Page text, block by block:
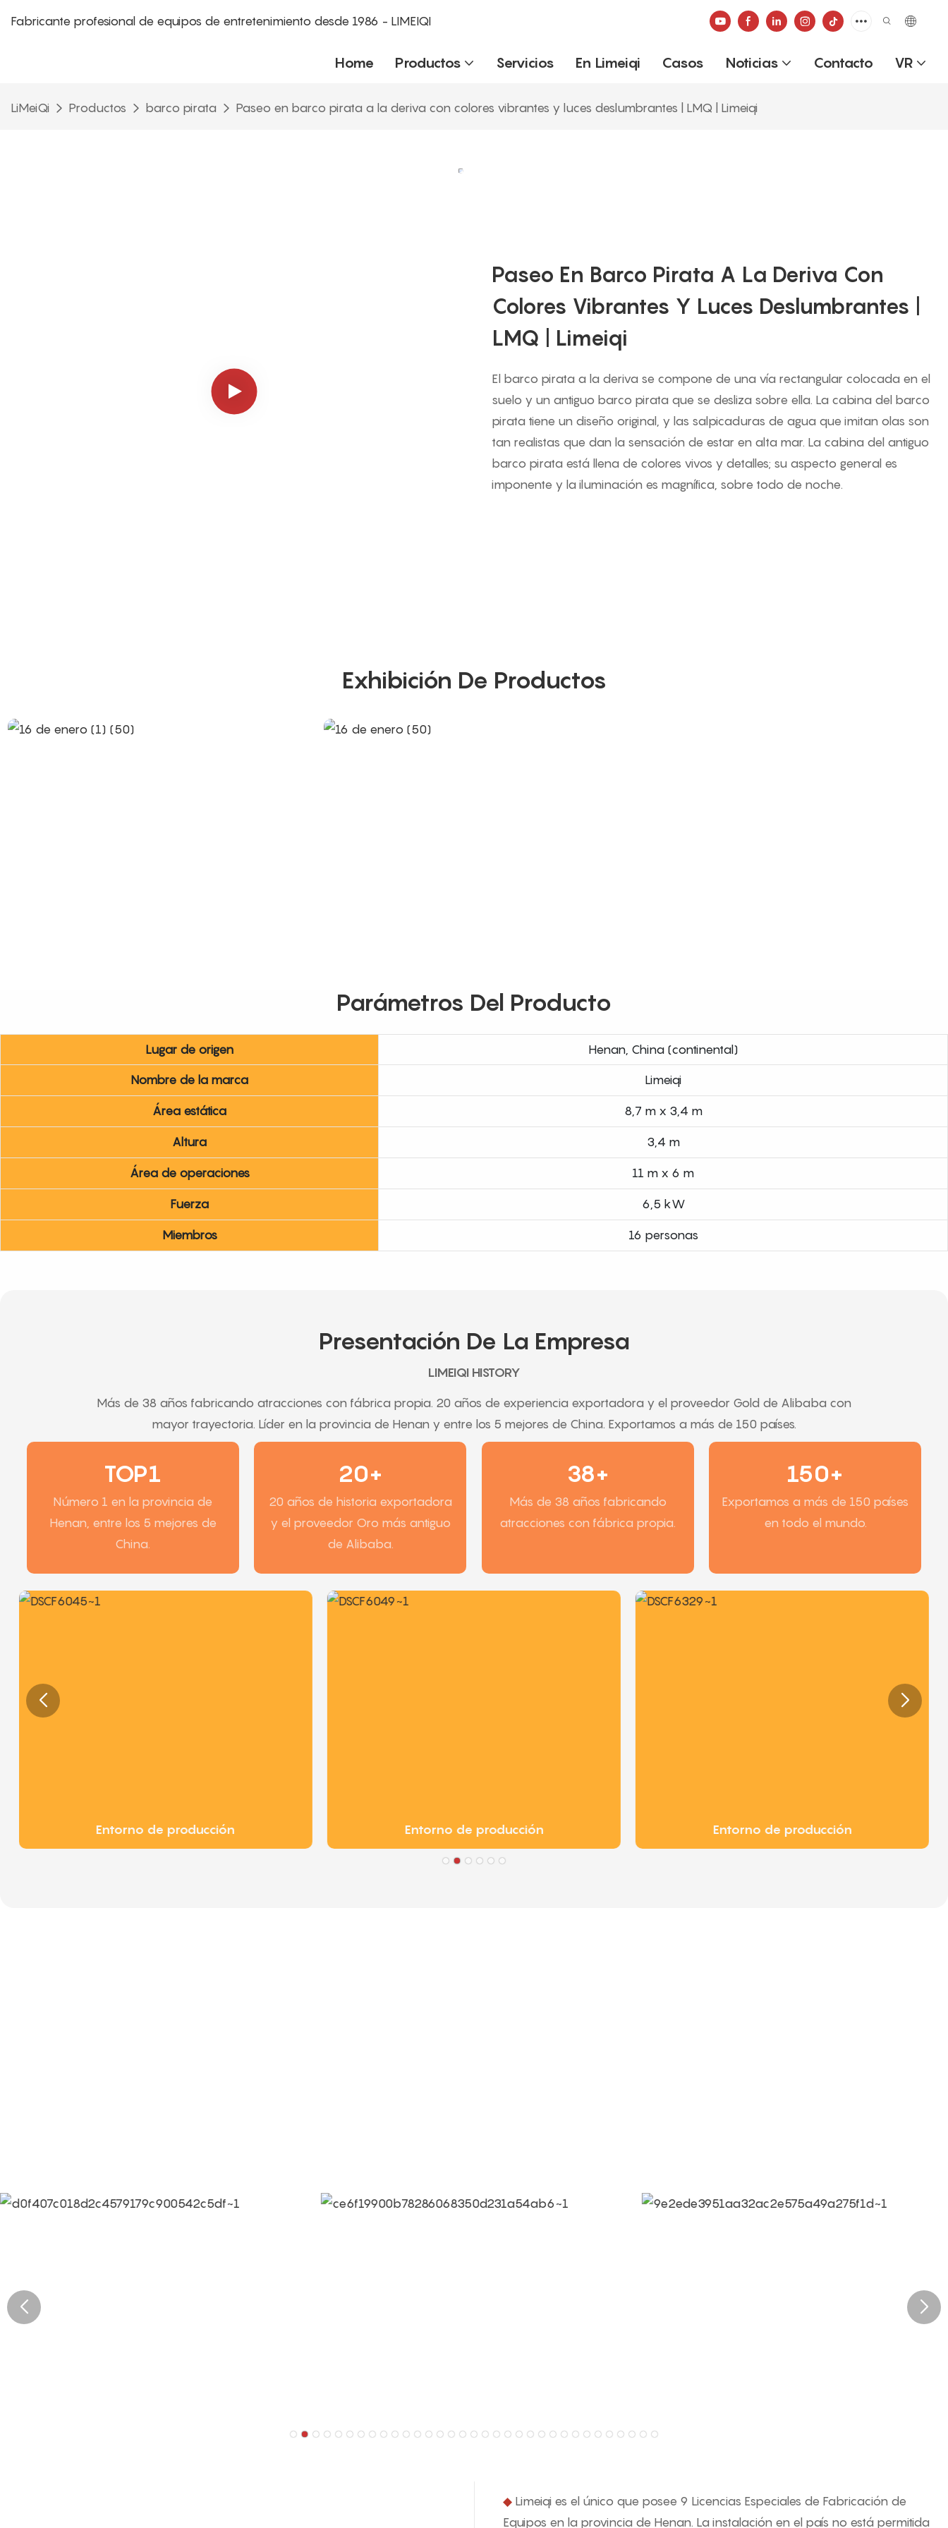
Fabricante profesional de equipos de entretenimiento desde 1986 - LIMEIQI
Home Productos Servicios En Limeiqi Casos Noticias Contacto VR
LiMeiQi Productos barco pirata Paseo en barco pirata a la deriva con colores vibrantes y luces deslumbrantes | LMQ | Limeiqi
Paseo En Barco Pirata A La Deriva Con
Colores Vibrantes Y Luces Deslumbrantes |
LMQ | Limeiqi
El barco pirata a la deriva se compone de una vía rectangular colocada en el
suelo y un antiguo barco pirata que se desliza sobre ella. La cabina del barco
pirata tiene un diseño original, y las salpicaduras de agua que imitan olas son
tan realistas que dan la sensación de estar en alta mar. La cabina del antiguo
barco pirata está llena de colores vivos y detalles; su aspecto general es
imponente y la iluminación es magnífica, sobre todo de noche.
Exhibición De Productos
Parámetros Del Producto
Lugar de origen Henan, China (continental)
Nombre de la marca Limeiqi
Área estática 8,7 m x 3,4 m
Altura 3,4 m
Área de operaciones 11 m x 6 m
Fuerza 6,5 kW
Miembros 16 personas
Presentación De La Empresa
LIMEIQI HISTORY
Más de 38 años fabricando atracciones con fábrica propia. 20 años de experiencia exportadora y el proveedor Gold de Alibaba con
mayor trayectoria. Líder en la provincia de Henan y entre los 5 mejores de China. Exportamos a más de 150 países.
TOP1
Número 1 en la provincia de
Henan, entre los 5 mejores de
China.
20+
20 años de historia exportadora
y el proveedor Oro más antiguo
de Alibaba.
38+
Más de 38 años fabricando
atracciones con fábrica propia.
150+
Exportamos a más de 150 países
en todo el mundo.
Entorno de producción Entorno de producción Entorno de producción
◆ Limeiqi es el único que posee 9 Licencias Especiales de Fabricación de
Equipos en la provincia de Henan. La instalación en el país no está permitida